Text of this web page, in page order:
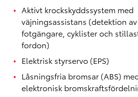
Aktivt krockskyddssystem med
väjningsassistans (detektion av
fotgängare, cyklister och
fordon)
Elektrisk styrservo (EPS)
Låsningsfria bromsar (ABS)
elektronisk